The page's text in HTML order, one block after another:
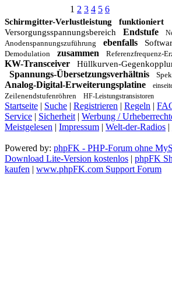
1 2 3 4 5 6
Schirmgitter-Verlustleistung
funktioniert
Versorgungsspannungsbereich
Endstufe
Anodenspannungszuführung ebenfalls
Demodulation
zusammen Referenzfrequenz-
KW-Transceiver
Hüllkurven-
Spannungs-Übersetzungsverhältnis
Analog-Digital-Erweiterungsplatine
Zeilenendstufenröhren
HF-Leistungstransistoren
Startseite | Suche | Registrieren | Regeln |
Service | Sicherheit | Werbung /
Meistgelesen | Impressum | Welt-der-Radios |
Powered by: phpFK - PHP-Forum ohne
Download Lite-Version kostenlos | phpFK
kaufen | www.phpFK.com Support Forum